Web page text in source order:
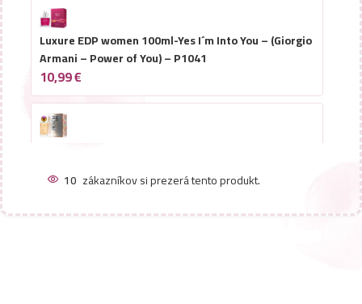
Luxure EDP women 100ml-Yes I´m Into You – (Giorgio
Armani – Power of You) – P1041
10,99€
10,99€
10 zákazníkov si prezerá tento produkt.